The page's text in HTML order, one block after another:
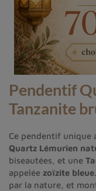
Pendentif
Tanzanite
Ce pendentif unique
Quartz Lémurien
biseautées, et une
appelée zoïzite bleue
par la nature, et